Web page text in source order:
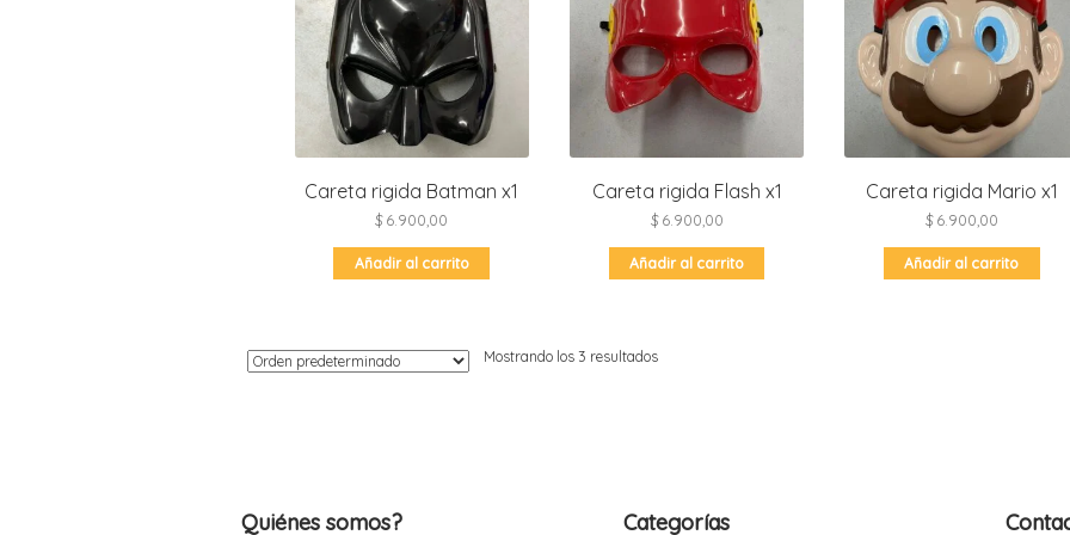
Fechas patrias
Halloween
Navidad
Pascuas
Vuelta al cole
Moldes de silicona
Pirotines
Pre-mezclas
Velas y bengalas
Careta rigida Batman x1
$6.900,00
Añadir al carrito
Careta rigida Flash x1
$6.900,00
Añadir al carrito
Careta rigida Mario x1
$6.900,00
Añadir al carrito
Mostrando los 3 resultados
Quiénes somos? Categorías